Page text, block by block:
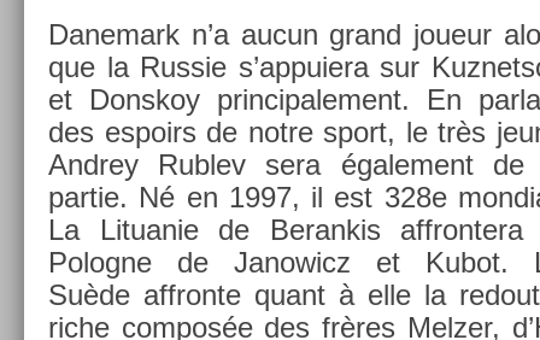
Danemark n’a aucun grand joueur
que la Rus­sie s’ap­puiera sur
et Donskoy prin­cipale­ment. En
des es­poirs de notre sport, le très
An­drey Rub­lev sera égale­ment de
par­tie. Né en 1997, il est 328e
La Lit­uanie de Be­ran­kis affron­tera
Polog­ne de Janowicz et Kubot.
Suède affron­te quant à elle la
riche com­pos­ée des frères Melz­er,